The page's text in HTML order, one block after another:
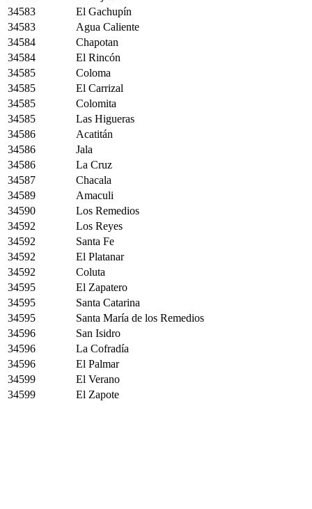
34583
El Gachupín
34583
Agua Caliente
34584
Chapotan
34584
El Rincón
34585
Coloma
34585
El Carrizal
34585
Colomita
34585
Las Higueras
34586
Acatitán
34586
Jala
34586
La Cruz
34587
Chacala
34589
Amaculi
34590
Los Remedios
34592
Los Reyes
34592
Santa Fe
34592
El Platanar
34592
Coluta
34595
El Zapatero
34595
Santa Catarina
34595
Santa María de los Remedios
34596
San Isidro
34596
La Cofradía
34596
El Palmar
34599
El Verano
34599
El Zapote